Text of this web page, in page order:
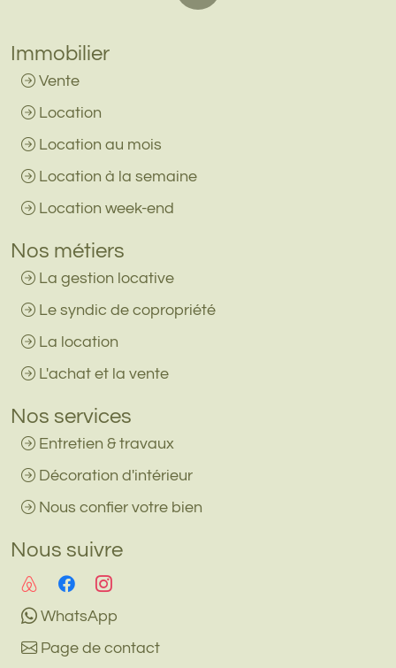
Immobilier
Vente
Location
Location au mois
Location à la semaine
Location week-end
Nos métiers
La gestion locative
Le syndic de copropriété
La location
L'achat et la vente
Nos services
Entretien & travaux
Décoration d'intérieur
Nous confier votre bien
Nous suivre
WhatsApp
Page de contact